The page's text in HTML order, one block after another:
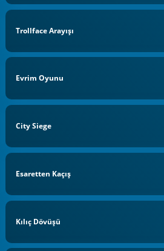
Trollface Arayışı
Evrim Oyunu
City Siege
Esaretten Kaçış
Kılıç Dövüşü